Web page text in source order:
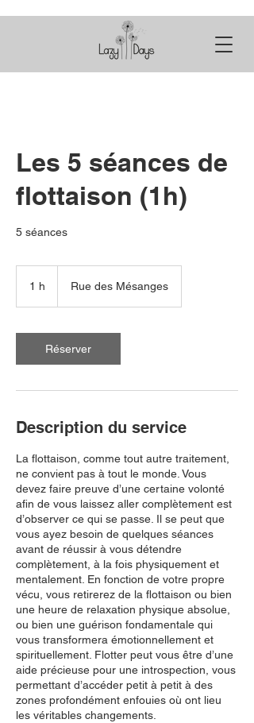
Les 5 séances de
flottaison (1h)
5 séances
1 h Rue des Mésanges
Réserver
Description du service
La flottaison, comme tout autre traitement,
ne convient pas à tout le monde. Vous
devez faire preuve d’une certaine volonté
afin de vous laissez aller complètement est
d’observer ce qui se passe. Il se peut que
vous ayez besoin de quelques séances
avant de réussir à vous détendre
complètement, à la fois physiquement et
mentalement. En fonction de votre propre
vécu, vous retirerez de la flottaison ou bien
une heure de relaxation physique absolue,
ou bien une guérison fondamentale qui
vous transformera émotionnellement et
spirituellement. Flotter peut vous être d’une
aide précieuse pour une introspection, vous
permettant d’accéder petit à petit à des
zones profondément enfouies où ont lieu
les véritables changements.